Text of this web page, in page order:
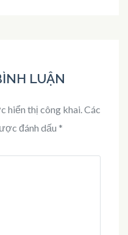
LUẬN
hiển thị công khai.Các
đánh dấu *